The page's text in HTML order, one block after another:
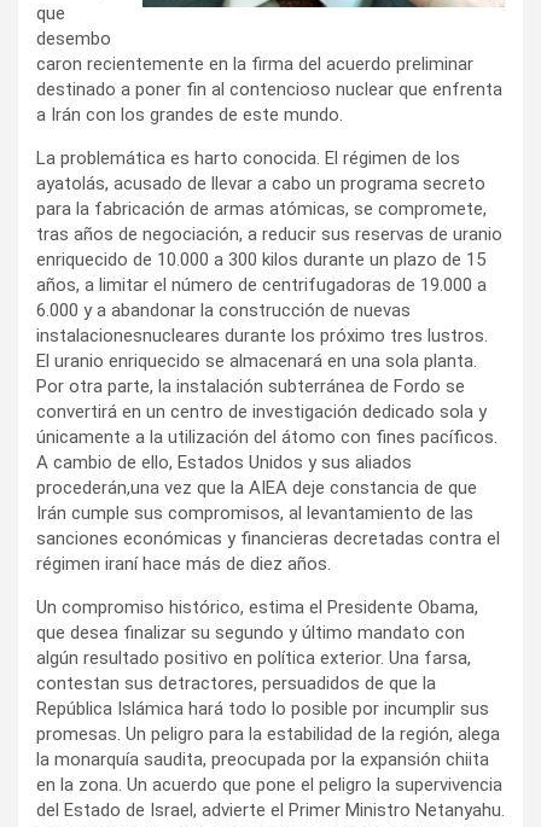
que
desembo
caron recientemente en la firma del acuerdo preliminar
destinado a poner fin al contencioso nuclear que enfrenta
a Irán con los grandes de este mundo.
La problemática es harto conocida. El régimen de los
ayatolás, acusado de llevar a cabo un programa secreto
para la fabricación de armas atómicas, se compromete,
tras años de negociación, a reducir sus reservas de uranio
enriquecido de 10.000 a 300 kilos durante un plazo de 15
años, a limitar el número de centrifugadoras de 19.000 a
6.000 y a abandonar la construcción de nuevas
instalacionesnucleares durante los próximo tres lustros.
El uranio enriquecido se almacenará en una sola planta.
Por otra parte, la instalación subterránea de Fordo se
convertirá en un centro de investigación dedicado sola y
únicamente a la utilización del átomo con fines pacíficos.
A cambio de ello, Estados Unidos y sus aliados
procederán,una vez que la AIEA deje constancia de que
Irán cumple sus compromisos, al levantamiento de las
sanciones económicas y financieras decretadas contra el
régimen iraní hace más de diez años.
Un compromiso histórico, estima el Presidente Obama,
que desea finalizar su segundo y último mandato con
algún resultado positivo en política exterior. Una farsa,
contestan sus detractores, persuadidos de que la
República Islámica hará todo lo posible por incumplir sus
promesas. Un peligro para la estabilidad de la región, alega
la monarquía saudita, preocupada por la expansión chiita
en la zona. Un acuerdo que pone el peligro la supervivencia
del Estado de Israel, advierte el Primer Ministro Netanyahu.